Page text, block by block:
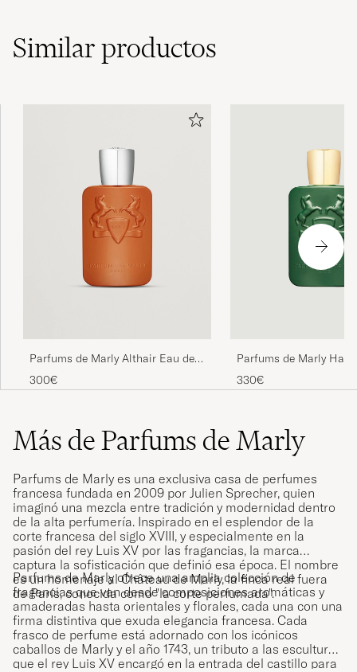
Similarproductos
Parfums de Marly Althair Eau de
Parfum 125ml
300€
Parfums de Marly
Parfum 125ml
330€
Más de Parfums de Marly
Parfums de Marly es una exclusiva casa de perfumes
francesa fundada en 2009 por Julien Sprecher, quien
imaginó una mezcla entre tradición y modernidad dentro
de la alta perfumería. Inspirado en el esplendor de la
corte francesa del siglo XVIII, y especialmente en la
pasión del rey Luis XV por las fragancias, la marca
captura la sofisticación que definió esa época. El nombre
es un homenaje al Château de Marly, la finca real fuera
de París, conocida como "la corte perfumada".
Parfums de Marly ofrece una amplia colección de
fragancias que van desde composiciones aromáticas y
amaderadas hasta orientales y florales, cada una con una
firma distintiva que exuda elegancia francesa. Cada
frasco de perfume está adornado con los icónicos
caballos de Marly y el año 1743, un tributo a las esculturas
que el rey Luis XV encargó en la entrada del castillo para